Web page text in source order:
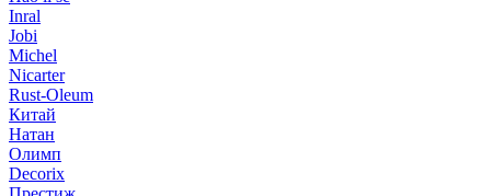
Inral
Jobi
Michel
Nicarter
Rust-Oleum
Китай
Натан
Олимп
Decorix